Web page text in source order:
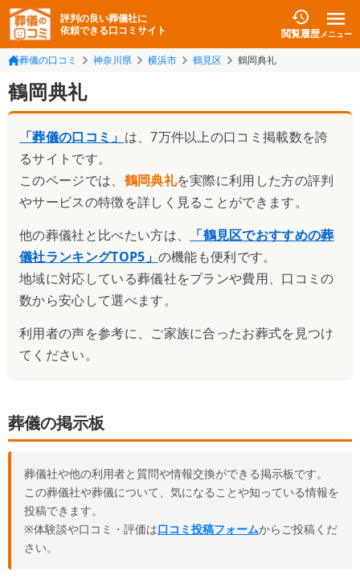
評判の良い葬儀社に
依頼できる口コミサイト
閲覧履歴メニュー
葬儀の口コミ 神奈川県 横浜市 鶴見区 鶴岡典礼
鶴岡典礼
「葬儀の口コミ」 は、7万件以上の口コミ掲載数を誇
るサイトです。
このページでは、 鶴岡典礼を実際に利用した方の評判
やサービスの特徴を詳しく見ることができます。
他の葬儀社と比べたい方は、
「鶴見区でおすすめの葬
儀社ランキングTOP5 」 の機能も便利です。
地域に対応している葬儀社をプランや費用、口コミの
数から安心して選べます。
利用者の声を参考に、ご家族に合ったお葬式を見つけ
てください。
葬儀の掲示板
葬儀社や他の利用者と質問や情報交換ができる掲示板です。
この葬儀社や葬儀について、気になることや知っている情報を
投稿できます。
※体験談や口コミ・評価は口コミ投稿フォームからご投稿くだ
さい。